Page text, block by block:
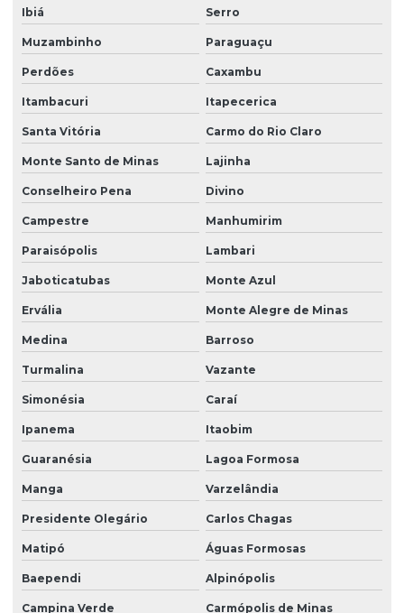
Grama esmeralda para jardim para comprar
Grama esmeralda para jardim preço
Grama esmeralda em minas gerais
Grama esmeralda em paraná
Grama esmeralda em são paulo
Grama esmeralda para sombra
Grama esmeralda em sp
Grama esmeralda para talude
Grama santo agostinho
Grama santo agostinho em são paulo
Grama são carlos em bahia
Grama são carlos para campo de futebol
Grama são carlos para jardim
Grama são carlos m2
Grama são carlos em minas gerais
Grama são carlos em paraná
Grama são carlos em placas
Grama são carlos em são paulo
Ibiá Serro
Muzambinho Paraguaçu
Perdões Caxambu
Itambacuri Itapecerica
Santa Vitória Carmo do Rio Claro
Monte Santo de Minas Lajinha
Conselheiro Pena Divino
Campestre Manhumirim
Paraisópolis Lambari
Jaboticatubas Monte Azul
Ervália Monte Alegre de Minas
Medina Barroso
Turmalina Vazante
Simonésia Caraí
Ipanema Itaobim
Guaranésia Lagoa Formosa
Manga Varzelândia
Presidente Olegário Carlos Chagas
Matipó Águas Formosas
Baependi Alpinópolis
Campina Verde Carmópolis de Minas